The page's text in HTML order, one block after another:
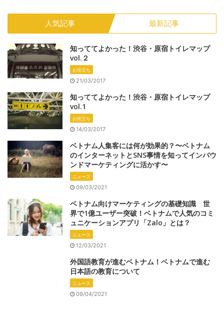
人気記事 最新記事
知っててよかった！渋谷・原宿トイレマップ
vol.２
お役立ち
21/03/2017
知っててよかった！渋谷・原宿トイレマップ
vol.1
お役立ち
14/03/2017
ベトナム人集客には何が効果的？〜ベトナム
のインターネットとSNS事情を知ってインバウ
ンドマーケティングに活かす〜
ニュース
09/03/2021
ベトナム向けマーケティングの基礎知識 世
界で1億ユーザー突破！ベトナムで人気のコミ
ュニケーションアプリ「Zalo」とは？
ニュース
12/03/2021
外国語教育が進むベトナム！ベトナムで進む
日本語の教育について
ニュース
09/04/2021